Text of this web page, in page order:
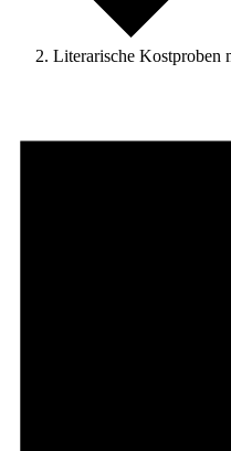
Literarische Kostproben
31.